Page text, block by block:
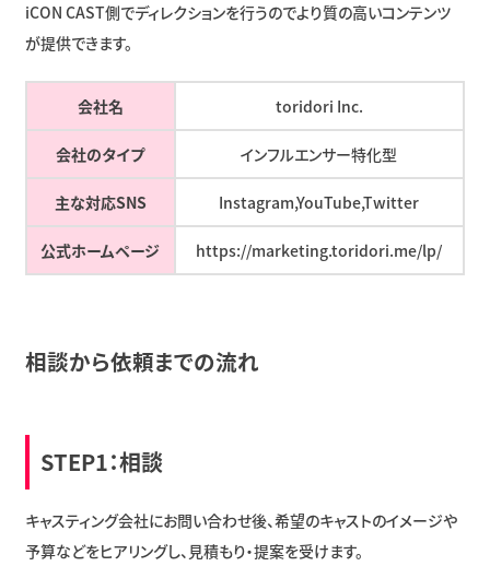
iCON CAST側でディレクションを行うのでより質の高いコンテンツ
が提供できます。
会社名 toridori Inc.
会社のタイプ インフルエンサー特化型
主な対応SNS Instagram,YouTube,Twitter
公式ホームページ https://marketing.toridori.me/lp/
相談から依頼までの流れ
STEP1：相談
キャスティング会社にお問い合わせ後、希望のキャストのイメージや
予算などをヒアリングし、見積もり・提案を受けます。